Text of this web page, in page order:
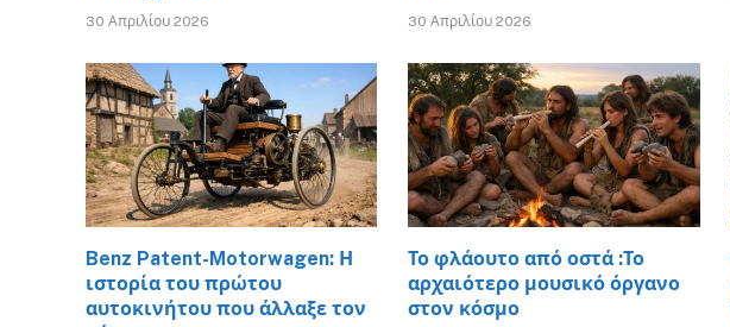
30 Απριλίου 2026 30 Απριλίου 2026
Benz Patent-Motorwagen: Η
ιστορία του πρώτου
αυτοκινήτου που άλλαξε τον
Το φλάουτο από οστά :Το
αρχαιότερο μουσικό όργανο
στον κόσμο